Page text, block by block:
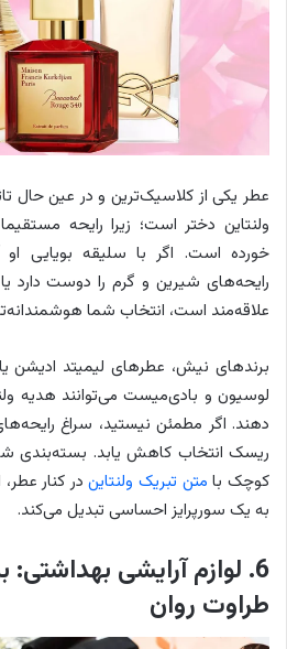
عطر یکی از کلاسیک‌ترین و در عین حال
ولنتاین دختر است؛ زیرا رایحه
خورده است. اگر با سلیقه بویایی او
رایحه‌های شیرین و گرم را دوست دارد
علاقه‌مند است، انتخاب شما
برندهای نیش، عطرهای لیمیتد
لوسیون و بادی‌میست می‌توانند هدیه
دهند. اگر مطمئن نیستید، سراغ
ریسک انتخاب کاهش یابد. بسته‌بندی
کوچک با متن تبریک ولنتایندر کنار
به یک سورپرایز احساسی تبدیل می‌کند.
6. لوازم آرایشی بهداشتی:
طراوت روان